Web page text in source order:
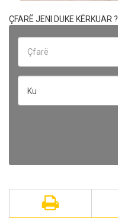
ÇFARË JENI DUKE KËRKUAR ?
Ku